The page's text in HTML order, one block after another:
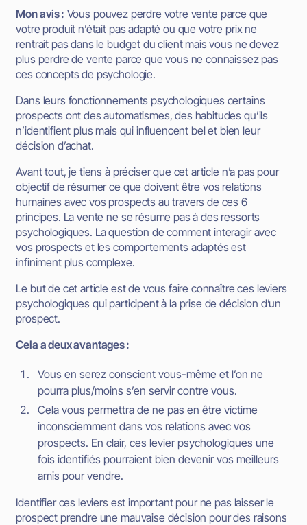
Mon avis : Vous pouvez perdre votre vente parce que
votre produit n’était pas adapté ou que votre prix ne
rentrait pas dans le budget du client mais vous ne devez
plus perdre de vente parce que vous ne connaissez pas
ces concepts de psychologie.
Dans leurs fonctionnements psychologiques certains
prospects ont des automatismes, des habitudes qu’ils
n’identifient plus mais qui influencent bel et bien leur
décision d’achat.
Avant tout, je tiens à préciser que cet article n’a pas pour
objectif de résumer ce que doivent être vos relations
humaines avec vos prospects au travers de ces 6
principes. La vente ne se résume pas à des ressorts
psychologiques. La question de comment interagir avec
vos prospects et les comportements adaptés est
infiniment plus complexe.
Le but de cet article est de vous faire connaître ces leviers
psychologiques qui participent à la prise de décision d’un
prospect.
Cela a deux avantages :
Vous en serez conscient vous-même et l’on ne
pourra plus/moins s’en servir contre vous.
Cela vous permettra de ne pas en être victime
inconsciemment dans vos relations avec vos
prospects. En clair, ces levier psychologiques une
fois identifiés pourraient bien devenir vos meilleurs
amis pour vendre.
Identifier ces leviers est important pour ne pas laisser le
prospect prendre une mauvaise décision pour des raisons